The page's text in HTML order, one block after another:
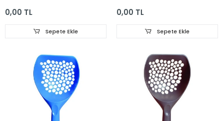
0,00 TL
Sepete Ekle
0,00 TL
Sepete Ekle